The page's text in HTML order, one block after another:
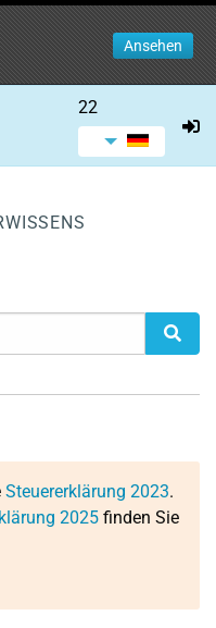
Ansehen
22
Steuererklärung 2023.
2025 finden Sie